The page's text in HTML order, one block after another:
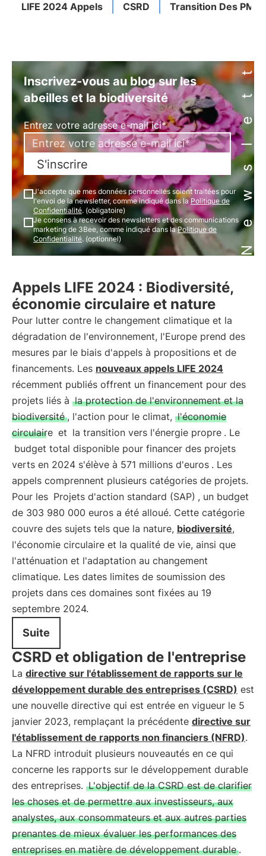
LIFE 2024 Appels CSRD Transition Des PME
Newsletter
Inscrivez-vous au blog sur les
abeilles et la biodiversité
Entrez votre adresse e-mail ici*
S'inscrire
J'accepte que mes données personnelles soient traitées pour
l'envoi de la newsletter, comme indiqué dans laPolitique de
Confidentialité. (obligatoire)
Je consens à recevoir des newsletters et des communications
marketing de 3Bee, comme indiqué dans laPolitique de
Confidentialité. (optionnel)
Appels LIFE 2024 : Biodiversité,
économie circulaire et nature
Pour lutter contre le changement climatique et la
dégradation de l'environnement, l'Europe prend des
mesures par le biais d'appels à propositions et de
financements. Les nouveaux appels LIFE 2024
récemment publiés offrent un financement pour des
projets liés à la protection de l'environnement et la
biodiversité , l'action pour le climat, l'économie
circulaire et la transition vers l'énergie propre . Le
budget total disponible pour financer des projets
verts en 2024 s'élève à 571 millions d'euros . Les
appels comprennent plusieurs catégories de projets.
Pour les Projets d'action standard (SAP) , un budget
de 303 980 000 euros a été alloué. Cette catégorie
couvre des sujets tels que la nature, biodiversité,
l'économie circulaire et la qualité de vie, ainsi que
l'atténuation et l'adaptation au changement
climatique. Les dates limites de soumission des
projets dans ces domaines sont fixées au 19
septembre 2024.
Suite
CSRD et obligation de l'entreprise
La directive sur l'établissement de rapports sur le
développement durable des entreprises (CSRD) est
une nouvelle directive qui est entrée en vigueur le 5
janvier 2023, remplaçant la précédente directive sur
l'établissement de rapports non financiers (NFRD).
La NFRD introduit plusieurs nouveautés en ce qui
concerne les rapports sur le développement durable
des entreprises. L'objectif de la CSRD est de clarifier
les choses et de permettre aux investisseurs, aux
analystes, aux consommateurs et aux autres parties
prenantes de mieux évaluer les performances des
entreprises en matière de développement durable .